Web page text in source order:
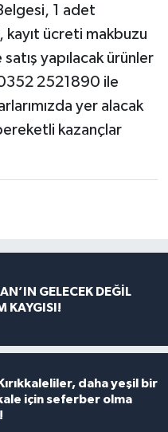
1 adet
ücreti makbuzu
yapılacak ürünler
2521890 ile
yer alacak
kazançlar
GELECEK DEĞİL
KAYGISI!
daha yeşil bir
için seferber olma